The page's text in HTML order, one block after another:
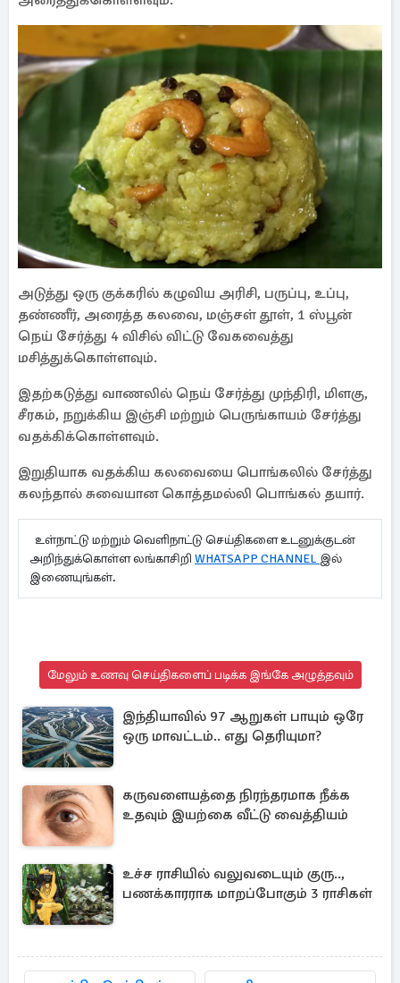
அடுத்து ஒரு குக்கரில் கழுவிய அரிசி, பருப்பு, உப்பு,
தண்ணீர், அரைத்த கலவை, மஞ்சள் தூள், 1 ஸ்பூன்
நெய் சேர்த்து 4 விசில் விட்டு வேகவைத்து
மசித்துக்கொள்ளவும்.
இதற்கடுத்து வாணலில் நெய் சேர்த்து முந்திரி, மிளகு,
சீரகம், நறுக்கிய இஞ்சி மற்றும் பெருங்காயம் சேர்த்து
வதக்கிக்கொள்ளவும்.
இறுதியாக வதக்கிய கலவையை பொங்கலில் சேர்த்து
கலந்தால் சுவையான கொத்தமல்லி பொங்கல் தயார்.
உள்நாட்டு மற்றும் வெளிநாட்டு செய்திகளை உடனுக்குடன்
அறிந்துக்கொள்ள லங்காசிறி WHATSAPP CHANNEL இல்
இணையுங்கள்.
மேலும் உணவு செய்திகளைப் படிக்க இங்கே அழுத்தவும்
இந்தியாவில் 97 ஆறுகள் பாயும் ஒரே
ஒரு மாவட்டம்.. எது தெரியுமா?
கருவளையத்தை நிரந்தரமாக நீக்க
உதவும் இயற்கை வீட்டு வைத்தியம்
உச்ச ராசியில் வலுவடையும் குரு..,
பணக்காரராக மாறப்போகும் 3 ராசிகள்